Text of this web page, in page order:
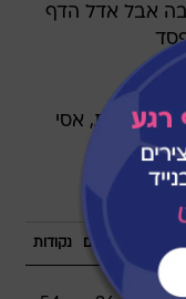
אבל אדל הדף
מאכזבת, אסי
משחקים נקודות